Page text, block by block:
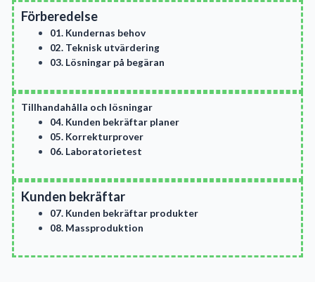
Förberedelse
01. Kundernas behov
02. Teknisk utvärdering
03. Lösningar på begäran
Tillhandahålla och lösningar
04. Kunden bekräftar planer
05. Korrekturprover
06. Laboratorietest
Kunden bekräftar
07. Kunden bekräftar produkter
08. Massproduktion